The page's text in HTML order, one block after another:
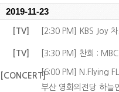
2019-11-23
[TV] [2:30 PM] KBS Joy
[TV] [3:30 PM] 찬희 :
[CONCERT][6:00 PM] N.Flying
부산 영화의전당 하늘